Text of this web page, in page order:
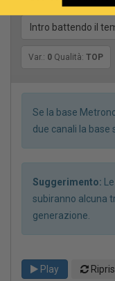
Intro battendo il
Var.: 0 Qualità: TOP
Se la base
due canali la base
Suggerimento:
subiranno alcuna
generazione.
Play